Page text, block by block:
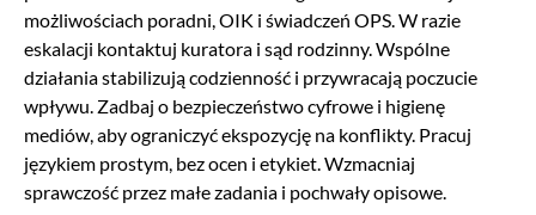
możliwościach poradni, OIK i świadczeń OPS. W razie
eskalacji kontaktuj kuratora i sąd rodzinny. Wspólne
działania stabilizują codzienność i przywracają poczucie
wpływu. Zadbaj o bezpieczeństwo cyfrowe i higienę
mediów, aby ograniczyć ekspozycję na konflikty. Pracuj
językiem prostym, bez ocen i etykiet. Wzmacniaj
sprawczość przez małe zadania i pochwały opisowe.